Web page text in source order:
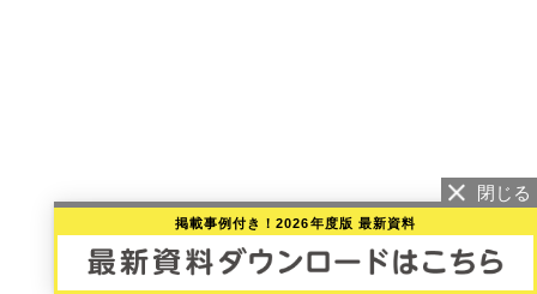
掲載事例付き！2026年度版 最新資料